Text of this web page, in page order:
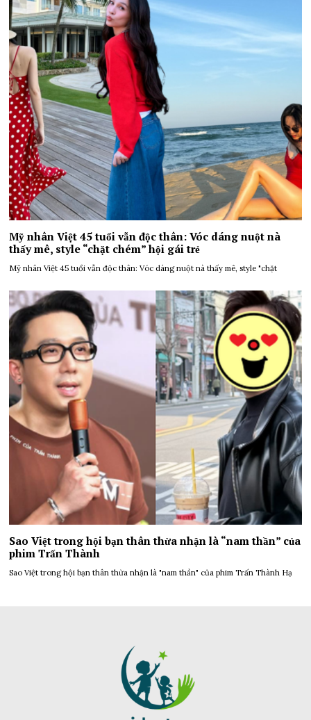
Mỹ nhân Việt 45 tuổi vẫn độc thân: Vóc dáng nuột nà
thấy mê, style “chặt chém” hội gái trẻ
Mỹ nhân Việt 45 tuổi vẫn độc thân: Vóc dáng nuột nà thấy mê, style "chặt
Sao Việt trong hội bạn thân thừa nhận là “nam thần” của
phim Trấn Thành
Sao Việt trong hội bạn thân thừa nhận là "nam thần" của phim Trấn Thành Hạ